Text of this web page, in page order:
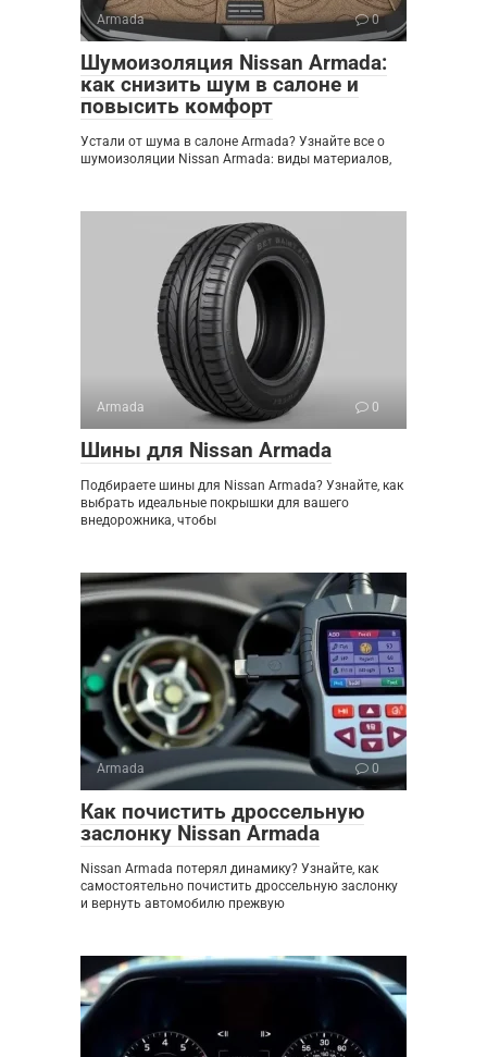
Armada 0
Шумоизоляция Nissan Armada:
как снизить шум в салоне и
повысить комфорт
Устали от шума в салоне Armada? Узнайте все о
шумоизоляции Nissan Armada: виды материалов,
Armada 0
Шины для Nissan Armada
Подбираете шины для Nissan Armada? Узнайте, как
выбрать идеальные покрышки для вашего
внедорожника, чтобы
Armada 0
Как почистить дроссельную
заслонку Nissan Armada
Nissan Armada потерял динамику? Узнайте, как
самостоятельно почистить дроссельную заслонку
и вернуть автомобилю прежвую